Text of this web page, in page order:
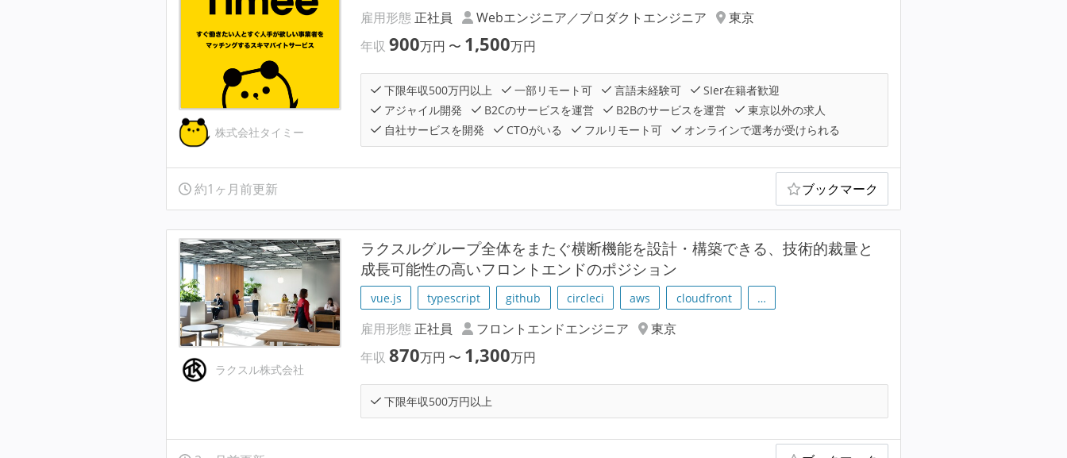
株式会社タイミー
雇用形態 正社員 Webエンジニア／プロダクトエンジニア
東京
年収900万円 〜 1,500万円
下限年収500万円以上 一部リモート可 言語未経験可
SIer在籍者歓迎
アジャイル開発
B2Cのサービスを運営 B2Bのサービスを運営
東京以外の求人
自社サービスを開発
CTOがいる フルリモート可 オンラインで選考が受けられる
約1ヶ月前更新 ブックマーク
ラクスル株式会社
ラクスルグループ全体をまたぐ横断機能を設計・構築できる、技術的裁量と
成長可能性の高いフロントエンドのポジション
vue.js typescript github circleci aws cloudfront …
雇用形態 正社員 フロントエンドエンジニア
東京
年収870万円 〜 1,300万円
下限年収500万円以上